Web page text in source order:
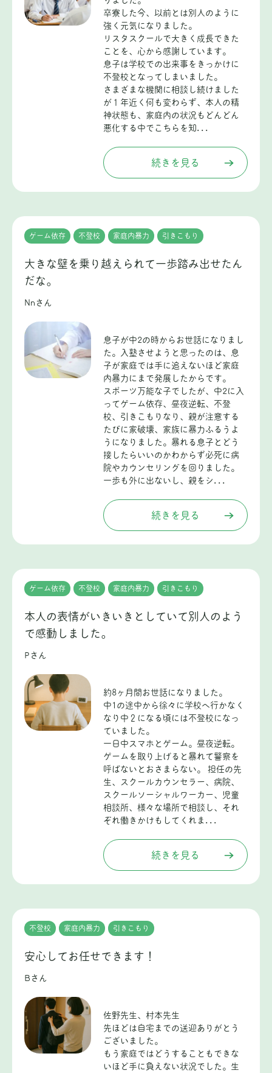
卒寮した今、以前とは別人のように
強く元気になりました。
リスタスクールで大きく成長できた
ことを、心から感謝しています。
息子は学校での出来事をきっかけに
不登校となってしまいました。
さまざまな機関に相談し続けました
が１年近く何も変わらず、本人の精
神状態も、家庭内の状況もどんどん
悪化する中でこちらを知...
続きを見る
ゲーム依存 不登校 家庭内暴力 引きこもり
大きな壁を乗り越えられて一歩踏み出せたん
だな。
Nnさん
息子が中2の時からお世話になりまし
た。入塾させようと思ったのは、息
子が家庭では手に追えないほど家庭
内暴力にまで発展したからです。
スポーツ万能な子でしたが、中2に入
ってゲーム依存、昼夜逆転、不登
校、引きこもりなり、親が注意する
たびに家破壊、家族に暴力ふるうよ
うになりました。暴れる息子とどう
接したらいいのかわからず必死に病
院やカウンセリングを回りました。
一歩も外に出ないし、親をシ...
続きを見る
ゲーム依存 不登校 家庭内暴力 引きこもり
本人の表情がいきいきとしていて別人のよう
で感動しました。
Pさん
約8ヶ月間お世話になりました。
中1の途中から徐々に学校へ行かなく
なり中２になる頃には不登校になっ
ていました。
一日中スマホとゲーム。昼夜逆転。
ゲームを取り上げると暴れて警察を
呼ばないとおさまらない。 担任の先
生、スクールカウンセラー、病院、
スクールソーシャルワーカー、児童
相談所、様々な場所で相談し、それ
ぞれ働きかけもしてくれま...
続きを見る
不登校 家庭内暴力 引きこもり
安心してお任せできます！
Bさん
佐野先生、村本先生
先ほどは自宅までの送迎ありがとう
ございました。
もう家庭ではどうすることもできな
いほど手に負えない状況でした。生